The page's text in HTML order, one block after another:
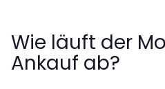
Wie läuft der
Ankauf ab?